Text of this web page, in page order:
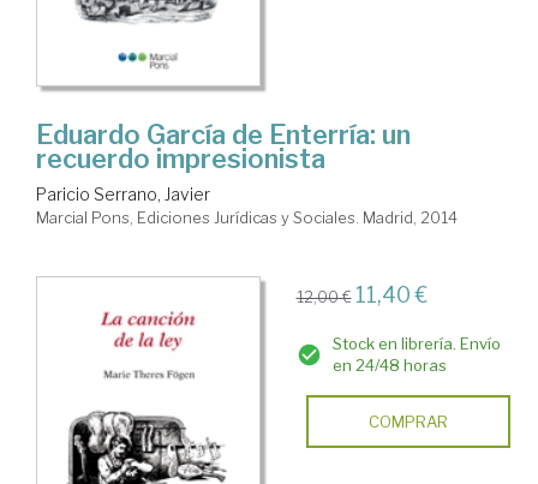
Eduardo García de Enterría: un
recuerdo impresionista
Paricio Serrano, Javier
Marcial Pons, Ediciones Jurídicas y Sociales. Madrid, 2014
12,00 € 11,40 €
Stock en librería. Envío
en 24/48 horas
COMPRAR